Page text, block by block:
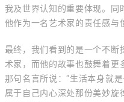
我及世界认知的重要体现。同
他作为一名艺术家的责任感与
最终，我们看到的是一个不断
术家，而他的故事也鼓舞着更
那句名言所说：“生活本身就
属于自己内心深处那份美妙旋